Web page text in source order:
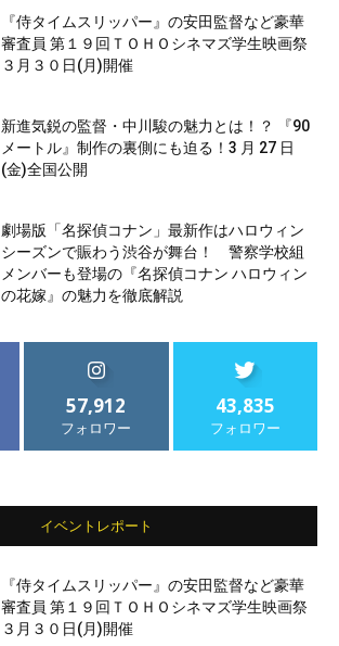
『侍タイムスリッパー』の安田監督など豪華
審査員 第１９回ＴＯＨＯシネマズ学生映画祭
３月３０日(月)開催
新進気鋭の監督・中川駿の魅力とは！？ 『90
メートル』制作の裏側にも迫る！3 月 27 日
(金)全国公開
劇場版「名探偵コナン」最新作はハロウィン
シーズンで賑わう渋谷が舞台！ 警察学校組
メンバーも登場の『名探偵コナン ハロウィン
の花嫁』の魅力を徹底解説
57,912
フォロワー
43,835
フォロワー
イベントレポート
『侍タイムスリッパー』の安田監督など豪華
審査員 第１９回ＴＯＨＯシネマズ学生映画祭
３月３０日(月)開催